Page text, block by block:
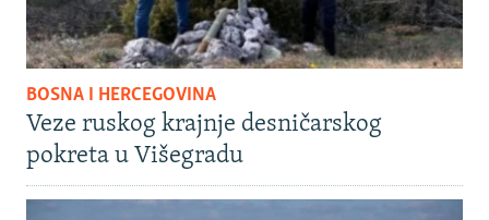
BOSNA I HERCEGOVINA
Veze ruskog krajnje desničarskog
pokreta u Višegradu